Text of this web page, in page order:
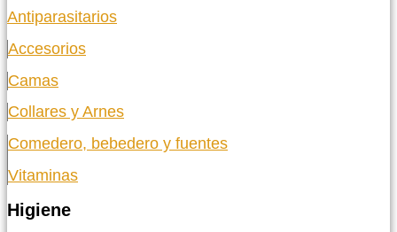
Antiparasitarios
Accesorios
Camas
Collares y Arnes
Comedero, bebedero y fuentes
Vitaminas
Higiene